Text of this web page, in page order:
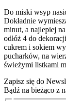
Do miski wsyp
Dokładnie
minut, a najlepiej
odłóż 4 do
cukrem i sokiem
pucharków, na
świeżymi listkami
Zapisz się do
Bądź na bieżąco z